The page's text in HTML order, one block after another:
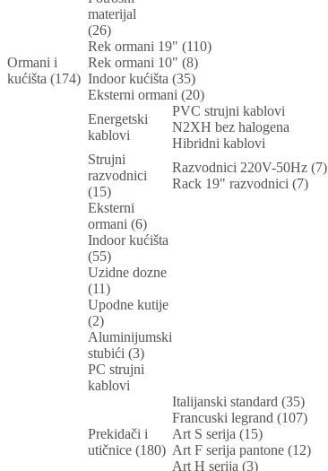
materijal
(26)
Ormani i
kućišta (174)
Rek ormani 19" (110)
Rek ormani 10" (8)
Indoor kućišta (35)
Eksterni ormani (20)
Energetski
kablovi
PVC strujni kablovi
N2XH bez halogena
Hibridni kablovi
Strujni
razvodnici
(15)
Razvodnici 220V-50Hz (7)
Rack 19" razvodnici (7)
Eksterni
ormani (6)
Indoor kućišta
(55)
Uzidne dozne
(11)
Upodne kutije
(2)
Aluminijumski
stubići (3)
PC strujni
kablovi
Prekidači i
utičnice (180)
Italijanski standard (35)
Francuski legrand (107)
Art S serija (15)
Art F serija pantone (12)
Art H serija (3)